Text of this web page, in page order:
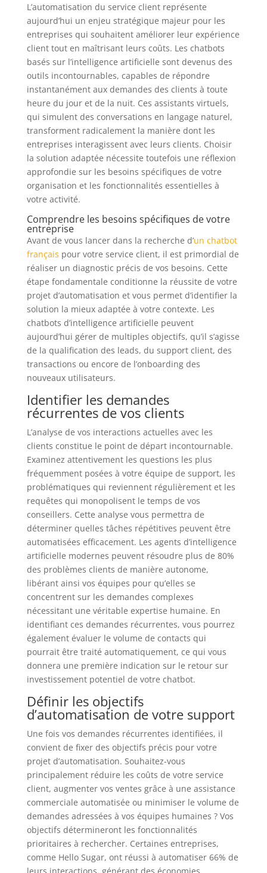
L’automatisation du service client représente
aujourd’hui un enjeu stratégique majeur pour les
entreprises qui souhaitent améliorer leur expérience
client tout en maîtrisant leurs coûts. Les chatbots
basés sur l’intelligence artificielle sont devenus des
outils incontournables, capables de répondre
instantanément aux demandes des clients à toute
heure du jour et de la nuit. Ces assistants virtuels,
qui simulent des conversations en langage naturel,
transforment radicalement la manière dont les
entreprises interagissent avec leurs clients. Choisir
la solution adaptée nécessite toutefois une réflexion
approfondie sur les besoins spécifiques de votre
organisation et les fonctionnalités essentielles à
votre activité.
Comprendre les besoins spécifiques de votre
entreprise
Avant de vous lancer dans la recherche d’un chatbot
français pour votre service client, il est primordial de
réaliser un diagnostic précis de vos besoins. Cette
étape fondamentale conditionne la réussite de votre
projet d’automatisation et vous permet d’identifier la
solution la mieux adaptée à votre contexte. Les
chatbots d’intelligence artificielle peuvent
aujourd’hui gérer de multiples objectifs, qu’il s’agisse
de la qualification des leads, du support client, des
transactions ou encore de l’onboarding des
nouveaux utilisateurs.
Identifier les demandes
récurrentes de vos clients
L’analyse de vos interactions actuelles avec les
clients constitue le point de départ incontournable.
Examinez attentivement les questions les plus
fréquemment posées à votre équipe de support, les
problématiques qui reviennent régulièrement et les
requêtes qui monopolisent le temps de vos
conseillers. Cette analyse vous permettra de
déterminer quelles tâches répétitives peuvent être
automatisées efficacement. Les agents d’intelligence
artificielle modernes peuvent résoudre plus de 80%
des problèmes clients de manière autonome,
libérant ainsi vos équipes pour qu’elles se
concentrent sur les demandes complexes
nécessitant une véritable expertise humaine. En
identifiant ces demandes récurrentes, vous pourrez
également évaluer le volume de contacts qui
pourrait être traité automatiquement, ce qui vous
donnera une première indication sur le retour sur
investissement potentiel de votre chatbot.
Définir les objectifs
d’automatisation de votre support
Une fois vos demandes récurrentes identifiées, il
convient de fixer des objectifs précis pour votre
projet d’automatisation. Souhaitez-vous
principalement réduire les coûts de votre service
client, augmenter vos ventes grâce à une assistance
commerciale automatisée ou minimiser le volume de
demandes adressées à vos équipes humaines ? Vos
objectifs détermineront les fonctionnalités
prioritaires à rechercher. Certaines entreprises,
comme Hello Sugar, ont réussi à automatiser 66% de